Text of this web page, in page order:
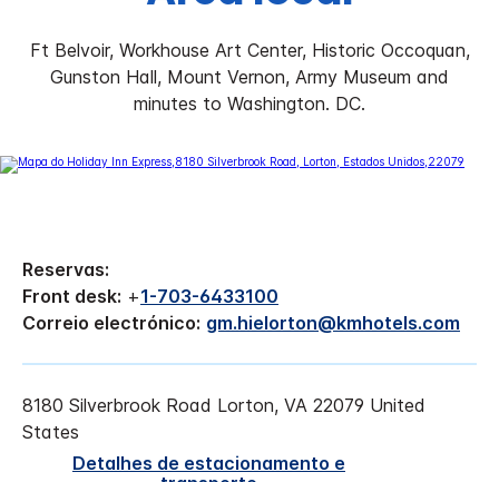
Ft Belvoir, Workhouse Art Center, Historic Occoquan,
Gunston Hall, Mount Vernon, Army Museum and
minutes to Washington. DC.
Reservas:
Front desk: +1-703-6433100
Correio electrónico: gm.hielorton@kmhotels.com
8180 Silverbrook Road Lorton, VA 22079 United
States
Detalhes de estacionamento e